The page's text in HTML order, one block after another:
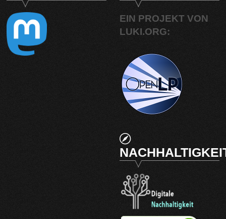
EIN PROJEKT VON
LUKI.ORG: